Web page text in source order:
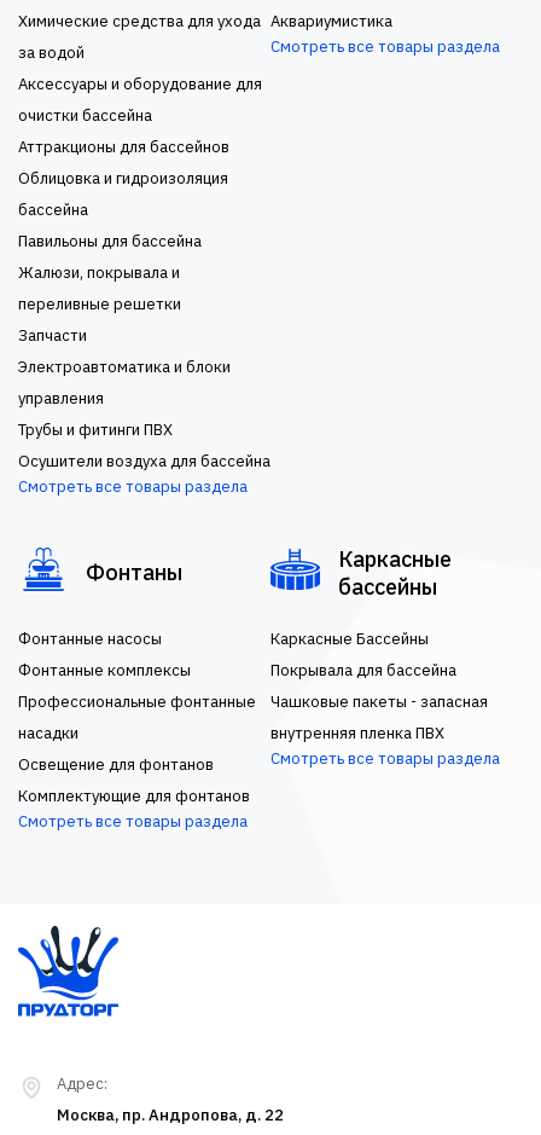
Химические средства для ухода
за водой
Аксессуары и оборудование для
очистки бассейна
Аттракционы для бассейнов
Облицовка и гидроизоляция
бассейна
Павильоны для бассейна
Жалюзи, покрывала и
переливные решетки
Запчасти
Электроавтоматика и блоки
управления
Трубы и фитинги ПВХ
Осушители воздуха для бассейна
Смотреть все товары раздела
Аквариумистика
Смотреть все товары раздела
Фонтаны
Фонтанные насосы
Фонтанные комплексы
Профессиональные фонтанные
насадки
Освещение для фонтанов
Комплектующие для фонтанов
Смотреть все товары раздела
Каркасные
бассейны
Каркасные Бассейны
Покрывала для бассейна
Чашковые пакеты - запасная
внутренняя пленка ПВХ
Смотреть все товары раздела
Адрес:
Москва, пр. Андропова, д. 22